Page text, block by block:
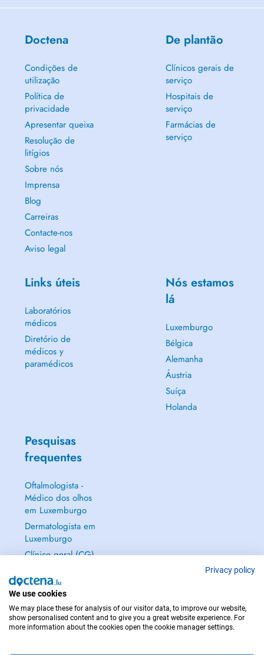
Doctena
Condições de
utilização
Política de
privacidade
Apresentar queixa
Resolução de
litígios
Sobre nós
Imprensa
Blog
Carreiras
Contacte-nos
Aviso legal
De plantão
Clínicos gerais de
serviço
Hospitais de
serviço
Farmácias de
serviço
Links úteis
Laboratórios
médicos
Diretório de
médicos y
paramédicos
Nós estamos
lá
Luxemburgo
Bélgica
Alemanha
Áustria
Suíça
Holanda
Pesquisas
frequentes
Oftalmologista -
Médico dos olhos
em Luxemburgo
Dermatologista em
Luxemburgo
Clínico geral (CG)
Ginecologista em
Luxemburgo
Mostrar tudo →
Privacy policy
We use cookies
We may place these for analysis of our visitor data, to improve our website,
show personalised content and to give you a great website experience. For
more information about the cookies open the cookie manager settings.